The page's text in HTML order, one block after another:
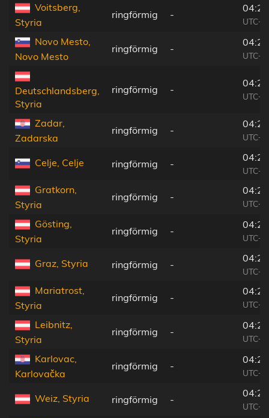
Voitsberg,
Styria
ringförmig -
Novo Mesto,
Novo Mesto
ringförmig -
Deutschlandsberg,
Styria
ringförmig -
Zadar,
Zadarska
ringförmig -
Celje, Celje ringförmig -
Gratkorn,
Styria
ringförmig -
Gösting,
Styria
ringförmig -
Graz, Styria ringförmig -
Mariatrost,
Styria
ringförmig -
Leibnitz,
Styria
ringförmig -
Karlovac,
Karlovačka
ringförmig -
Weiz, Styria ringförmig -